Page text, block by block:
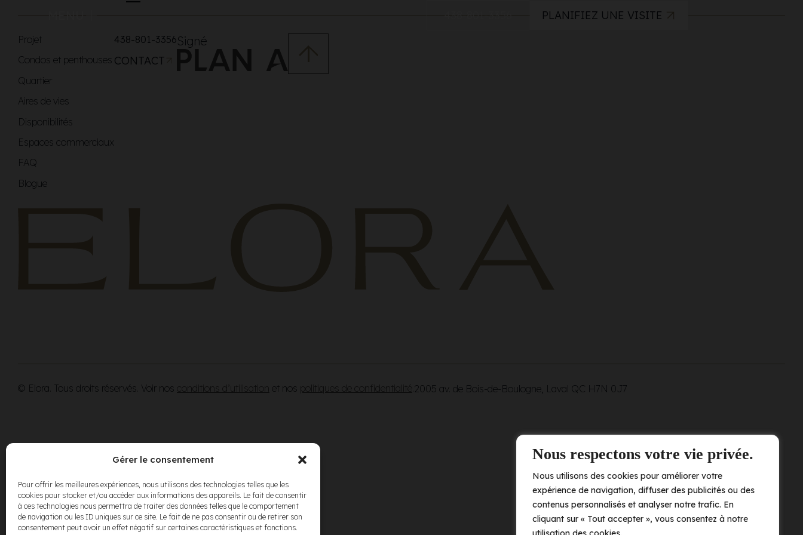
Nous respectons votre vie privée.
Nous utilisons des cookies pour améliorer votre
expérience de navigation, diffuser des publicités ou des
contenus personnalisés et analyser notre trafic. En
cliquant sur « Tout accepter », vous consentez à notre
Gérer le consentement
Pour offrir les meilleures expériences, nous utilisons des technologies telles que les
cookies pour stocker et/ou accéder aux informations des appareils. Le fait de consentir
à ces technologies nous permettra de traiter des données telles que le comportement
de navigation ou les ID uniques sur ce site. Le fait de ne pas consentir ou de retirer son
consentement peut avoir un effet négatif sur certaines caractéristiques et fonctions.
MENU PLANIFIEZ UNE VISITE
Projet
Condos et penthouses
Quartier
Aires de vies
Disponibilités
Espaces commerciaux
FAQ
Blogue
438-801-3356
CONTACT
Signé
© Elora. Tous droits réservés. Voir nos conditions d’utilisation et nos politiques de confidentialité 2005 av. de Bois-de-Boulogne, Laval QC H7N 0J7